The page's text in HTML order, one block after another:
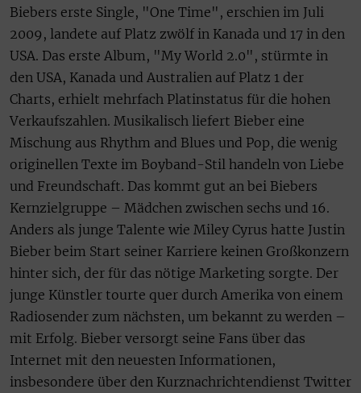
Biebers erste Single, "One Time", erschien im Juli
2009, landete auf Platz zwölf in Kanada und 17 in den
USA. Das erste Album, "My World 2.0", stürmte in
den USA, Kanada und Australien auf Platz 1 der
Charts, erhielt mehrfach Platinstatus für die hohen
Verkaufszahlen. Musikalisch liefert Bieber eine
Mischung aus Rhythm and Blues und Pop, die wenig
originellen Texte im Boyband-Stil handeln von Liebe
und Freundschaft. Das kommt gut an bei Biebers
Kernzielgruppe – Mädchen zwischen sechs und 16.
Anders als junge Talente wie Miley Cyrus hatte Justin
Bieber beim Start seiner Karriere keinen Großkonzern
hinter sich, der für das nötige Marketing sorgte. Der
junge Künstler tourte quer durch Amerika von einem
Radiosender zum nächsten, um bekannt zu werden –
mit Erfolg. Bieber versorgt seine Fans über das
Internet mit den neuesten Informationen,
insbesondere über den Kurznachrichtendienst Twitter